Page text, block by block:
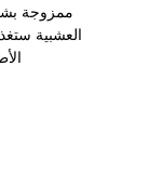
ممزوجة
العشبية